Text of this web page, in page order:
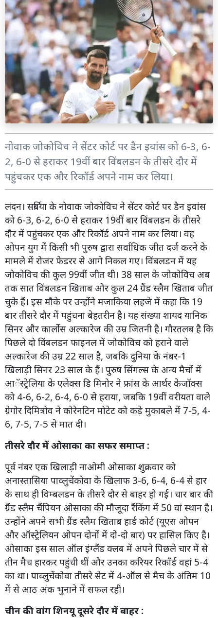
नोवाक जोकोविच ने सेंटर कोर्ट पर डैन इवांस को 6-3, 6-
2, 6-0 से हराकर 19वीं बार विंबलडन के तीसरे दौर में
पहुंचकर एक और रिकॉर्ड अपने नाम कर लिया।
लंदन। सर्बिया के नोवाक जोकोविच ने सेंटर कोर्ट पर डैन इवांस
को 6-3, 6-2, 6-0 से हराकर 19वीं बार विंबलडन के तीसरे
दौर में पहुंचकर एक और रिकॉर्ड अपने नाम कर लिया। वह
ओपन युग में किसी भी पुरुष द्वारा सर्वाधिक जीत दर्ज करने के
मामले में रोजर फेडरर से आगे निकल गए। विंबलडन में यह
जोकोविच की कुल 99वीं जीत थी। 38 साल के जोकोविच अब
तक सात विंबलडन खिताब और कुल 24 ग्रैंड स्लैम खिताब जीत
चुके हैं। इस मौके पर उन्होंने मजाकिया लहजे में कहा कि 19
बार तीसरे दौर में पहुंचना बेहतरीन है। यह संख्या शायद यानिक
सिनर और कार्लोस अल्कारेज की उम्र जितनी है। गौरतलब है कि
पिछले दो विंबलडन फाइनल में जोकोविच को हराने वाले
अल्कारेज की उम्र 22 साल है, जबकि दुनिया के नंबर-1
खिलाड़ी सिनर 23 साल के हैं। पुरुष सिंगल्स के अन्य मैचों में
आॅस्ट्रेलिया के एलेक्स डि मिनोर ने फ्रांस के आर्थर केजॉक्स
को 4-6, 6-2, 6-4, 6-0 से हराया, जबकि 19वीं वरीयता वाले
ग्रेगोर दिमित्रोव ने कोरेनटिन मोटेट को कड़े मुकाबले में 7-5, 4-
6, 7-5, 7-5 से मात दी।
तीसरे दौर में ओसाका का सफर समाप्त :
पूर्व नंबर एक खिलाड़ी नाओमी ओसाका शुक्रवार को
अनास्तासिया पाव्लुचेंकोवा के खिलाफ 3-6, 6-4, 6-4 से हार
के साथ ही विम्बलडन के तीसरे दौर से बाहर हो गई। चार बार की
ग्रैंड स्लैम चैंपियन ओसाका की मौजूदा रैंकिंग में 50 वां स्थान है।
उन्होंने अपने सभी ग्रैंड स्लैम खिताब हार्ड कोर्ट (यूएस ओपन
और ऑस्ट्रेलियन ओपन दोनों में दो-दो बार) पर हासिल किए है।
ओसाका इस साल ऑल इंग्लैंड क्लब में अपने पिछले चार में से
तीन मैच हारकर पहुंची थीं और उनका करियर रिकॉर्ड वहां 5-4
का था। पाव्लुचेंकोवा तीसरे सेट में 4-ऑल से मैच के अंतिम 10
में से आठ अंक भुनाने में सफल रही।
चीन की वांग शिनयू दूसरे दौर में बाहर :